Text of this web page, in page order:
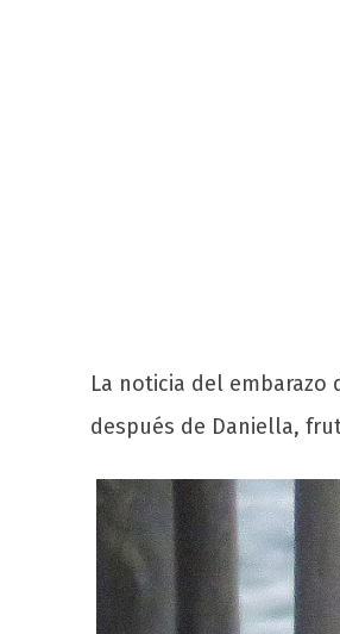
La noticia del embarazo
después de Daniella,